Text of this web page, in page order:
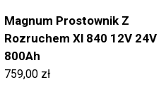
Magnum Prostownik Z
Rozruchem Xl 840 12V 24V
800Ah
759,00 zł